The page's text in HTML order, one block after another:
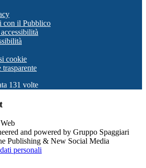
con il Pubblico
cookie
131 volte
and powered by Gruppo Spaggiari
Publishing & New Social Media
personali